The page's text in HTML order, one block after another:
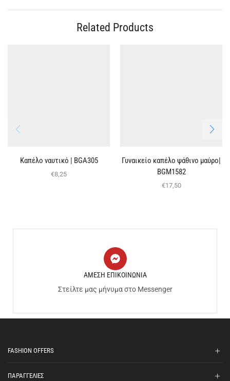
Related Products
Καπέλο ναυτικό | BGΑ305
€8,25
Γυναικείο καπέλο ψάθινο μαύρο|
BGΜ1582
€17,50
ΑΜΕΣΗ ΕΠΙΚΟΙΝΩΝΙΑ
Στείλτε μας μήνυμα στο Messenger
FASHION OFFERS
ΠΑΡΑΓΓΕΛΙΕΣ